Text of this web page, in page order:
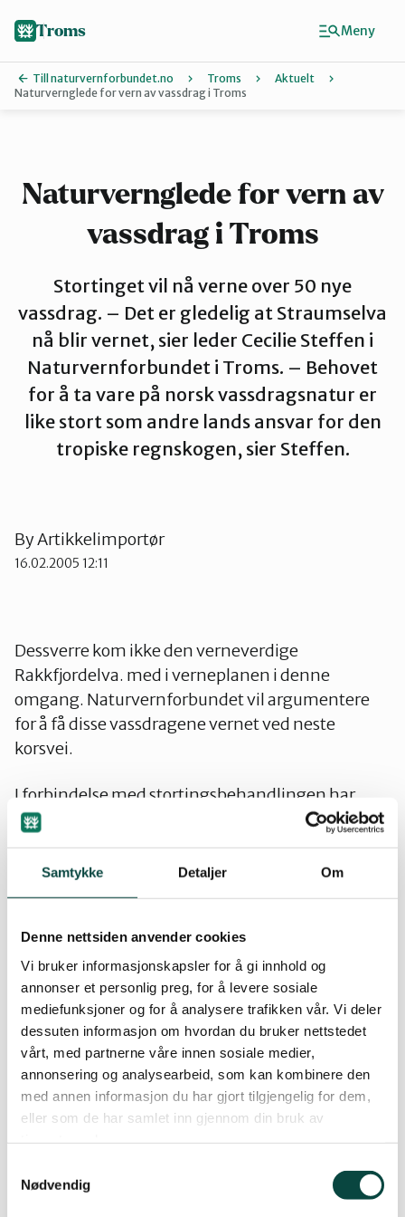
Samtykke Detaljer Om
Denne nettsiden anvender cookies
Vi bruker informasjonskapsler for å gi innhold og
annonser et personlig preg, for å levere sosiale
mediefunksjoner og for å analysere trafikken vår. Vi deler
dessuten informasjon om hvordan du bruker nettstedet
vårt, med partnerne våre innen sosiale medier,
annonsering og analysearbeid, som kan kombinere den
med annen informasjon du har gjort tilgjengelig for dem,
eller som de har samlet inn gjennom din bruk av
Nødvendig
Midt-Troms
Nordreisa
Sør-Troms
Tromsø og omegn
Troms
Till naturvernforbundet.no Troms
Aktuelt
Naturvernglede for vern av vassdrag i Troms
Naturvernglede for vern av
vassdrag i Troms
Stortinget vil nå verne over 50 nye
vassdrag. – Det er gledelig at Straumselva
nå blir vernet, sier leder Cecilie Steffen i
Naturvernforbundet i Troms. – Behovet
for å ta vare på norsk vassdragsnatur er
like stort som andre lands ansvar for den
tropiske regnskogen, sier Steffen.
ByArtikkelimportør
16.02.2005 12:11
Dessverre kom ikke den verneverdige
Rakkfjordelva. med i verneplanen i denne
omgang. Naturvernforbundet vil argumentere
for å få disse vassdragene vernet ved neste
korsvei.
I forbindelse med stortingsbehandlingen har
Norges Naturvernforbund arbeidet hardt for å få
vern av Vefsna, Nausta, Bjerkreimsvassdraget og
Tovdalsvassdraget helt ut til kysten. Øvre og
midterste del av Tovdalsvassdraget er vernet fra
Vefsna som ikke blir vernet i denne omgang. Nå
vil Naturvernforbundet føre kampen for vern av
Vefsna videre med full styrke.
Vefsna har maksimal verneverdi både med
hensyn til geologi, biologi, landskapsbilde,
friluftsliv, kulturmiljø, samiske interesser og
landbruk. Vassdraget er svært variert med
kvalifisert for vern enn Vefsna.